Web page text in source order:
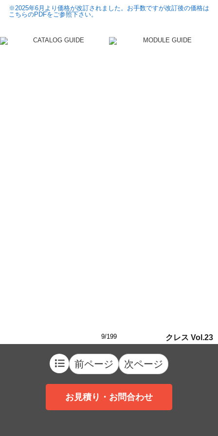
※2025年6月より価格が改訂されました。お手数ですが改訂後の価格は
こちらのPDFをご参照下さい。
9/199 クレス Vol.23
前ページ 次ページ
お見積り・お問合わせ